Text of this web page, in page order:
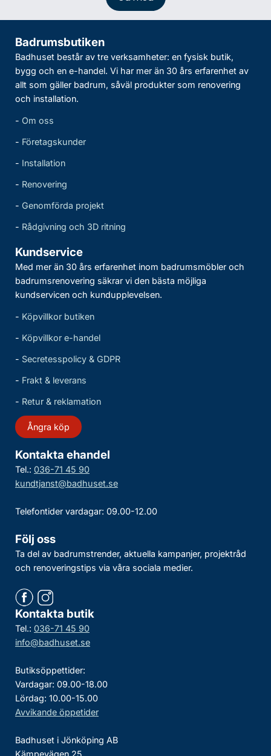
Badrumsbutiken
Badhuset består av tre verksamheter: en fysisk butik,
bygg och en e-handel. Vi har mer än 30 års erfarenhet av
allt som gäller badrum, såväl produkter som renovering
och installation.
- Om oss
- Företagskunder
- Installation
- Renovering
- Genomförda projekt
- Rådgivning och 3D ritning
Kundservice
Med mer än 30 års erfarenhet inom badrumsmöbler och
badrumsrenovering säkrar vi den bästa möjliga
kundservicen och kundupplevelsen.
- Köpvillkor butiken
- Köpvillkor e-handel
- Secretesspolicy & GDPR
- Frakt & leverans
- Retur & reklamation
Ångra köp
Kontakta ehandel
Tel.: 036-71 45 90
kundtjanst@badhuset.se
Telefontider vardagar: 09.00-12.00
Följ oss
Ta del av badrumstrender, aktuella kampanjer, projektråd
och renoveringstips via våra sociala medier.
Kontakta butik
Tel.: 036-71 45 90
info@badhuset.se
Butiksöppettider:
Vardagar: 09.00-18.00
Lördag: 10.00-15.00
Avvikande öppetider
Badhuset i Jönköping AB
Kämpevägen 25